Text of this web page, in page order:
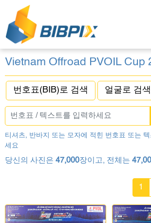
Vietnam Offroad PVOIL Cup
번호표(BIB)로 검색 얼굴로 검색
티셔츠, 반바지 또는 모자에 적힌 번호표 또는
세요
당신의 사진은 47,000장이고, 전체는
1